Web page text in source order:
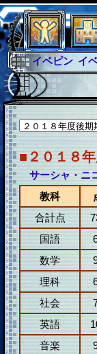
イベピン イ
グラシャ
グ
グローバルジ
サイキックハ
ファイナル
■２０１８
サーシャ・ニ
教科
合計点
国語
数学
理科
社会
英語
音楽